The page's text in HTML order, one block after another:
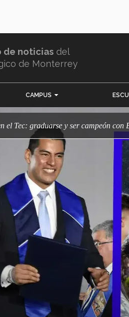
de noticias del
de Monterrey
CAMPUS
el Tec: graduarse y ser campeón con